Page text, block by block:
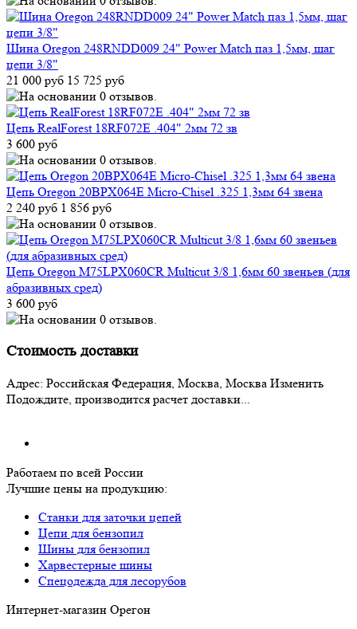
Шина Oregon 248RNDD009 24" Power Match паз 1,5мм, шаг
цепи 3/8"
21 000 руб 15 725 руб
Цепь RealForest 18RF072E .404" 2мм 72 зв
3 600 руб
Цепь Oregon 20BPX064E Micro-Chisel .325 1,3мм 64 звена
2 240 руб 1 856 руб
Цепь Oregon M75LPX060CR Multicut 3/8 1,6мм 60 звеньев (для
абразивных сред)
3 600 руб
Стоимость доставки
Адрес: Российская Федерация, Москва, Москва Изменить
Подождите, производится расчет доставки...
Работаем по всей России
Лучшие цены на продукцию:
Станки для заточки цепей
Цепи для бензопил
Шины для бензопил
Харвестерные шины
Спецодежда для лесорубов
Интернет-магазин Орегон